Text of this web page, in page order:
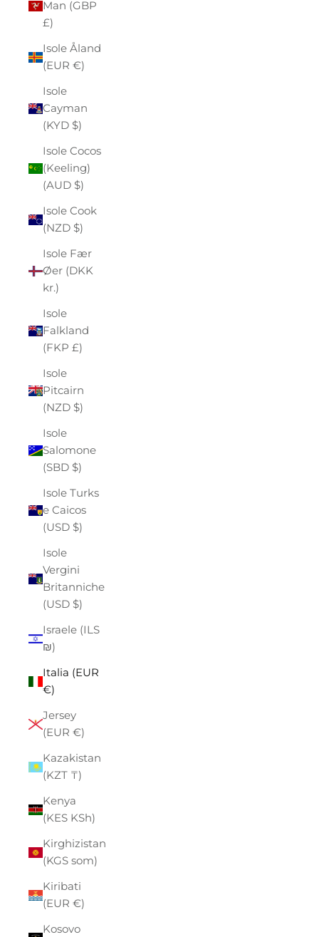
Man (GBP
£)
Isole Åland
(EUR €)
Isole
Cayman
(KYD $)
Isole Cocos
(Keeling)
(AUD $)
Isole Cook
(NZD $)
Isole Fær
Øer (DKK
kr.)
Isole
Falkland
(FKP £)
Isole
Pitcairn
(NZD $)
Isole
Salomone
(SBD $)
Isole Turks
e Caicos
(USD $)
Isole
Vergini
Britanniche
(USD $)
Israele (ILS
₪)
Italia (EUR
€)
Jersey
(EUR €)
Kazakistan
(KZT ₸)
Kenya
(KES KSh)
Kirghizistan
(KGS som)
Kiribati
(EUR €)
Kosovo